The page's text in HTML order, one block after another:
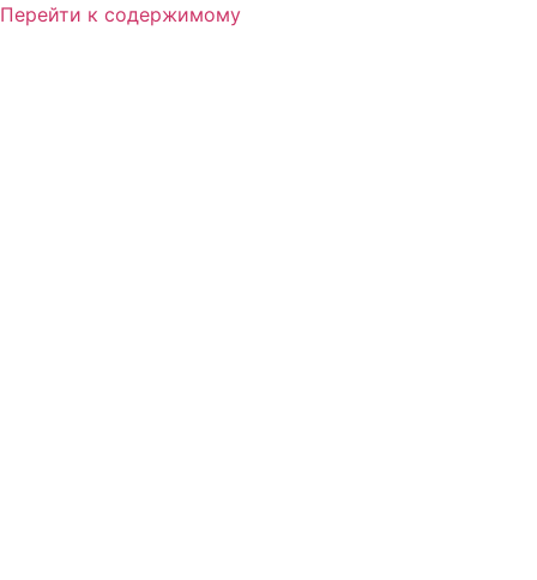
Перейти к содержимому